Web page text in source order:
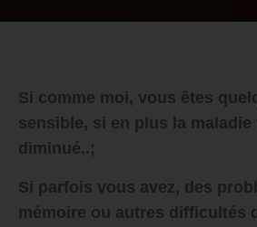
Si comme moi, vous êtes
sensible, si en plus la maladie
diminué..;
Si parfois vous avez, des
mémoire ou autres difficultés